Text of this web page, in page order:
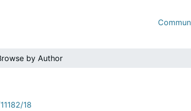
by Author
18